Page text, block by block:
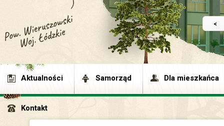
<
Aktualności Samorząd Dla mieszkańca
Kontakt